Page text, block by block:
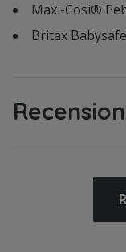
Maxi-Cosi®
Britax